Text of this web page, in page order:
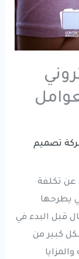
تصميم
عن تكلفة
يطرحها
قبل البدء في
كبير من